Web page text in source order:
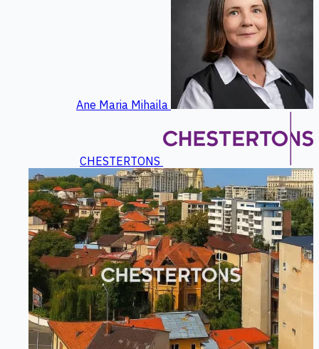
Ane Maria Mihaila
CHESTERTONS